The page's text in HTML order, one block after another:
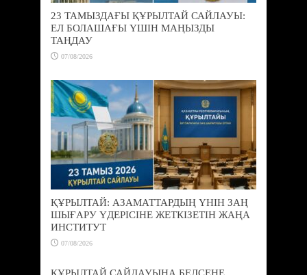
23 ТАМЫЗДАҒЫ ҚҰРЫЛТАЙ САЙЛАУЫ:
ЕЛ БОЛАШАҒЫ ҮШІН МАҢЫЗДЫ
ТАҢДАУ
07/08/2026
ҚҰРЫЛТАЙ: АЗАМАТТАРДЫҢ ҮНІН ЗАҢ
ШЫҒАРУ ҮДЕРІСІНЕ ЖЕТКІЗЕТІН ЖАҢА
ИНСТИТУТ
07/08/2026
ҚҰРЫЛТАЙ САЙЛАУЫНА БЕЛСЕНЕ